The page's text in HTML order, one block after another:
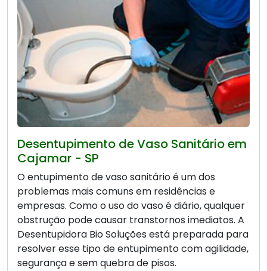
Desentupimento de Vaso Sanitário em
Cajamar - SP
O entupimento de vaso sanitário é um dos
problemas mais comuns em residências e
empresas. Como o uso do vaso é diário, qualquer
obstrução pode causar transtornos imediatos. A
Desentupidora Bio Soluções está preparada para
resolver esse tipo de entupimento com agilidade,
segurança e sem quebra de pisos.